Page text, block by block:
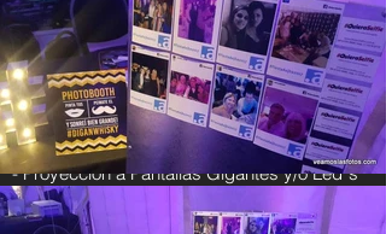
Otros Servicios
-Alquiler de Cabina de Fotos Inflable
-Fotografía para Eventos
-Videos para Eventos
-Proyección a Pantallas Gigantes y/o Led´s
- Alquiler de Kioscos Digitales
-Filmaciones Aéreas / Fotografía Aérea